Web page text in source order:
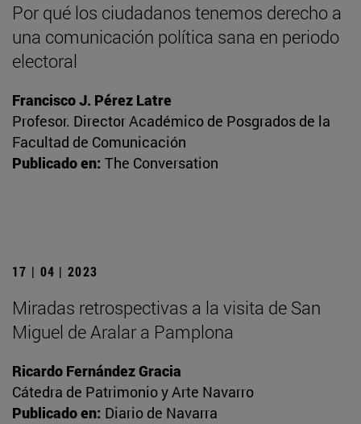
Por qué los ciudadanos tenemos derecho a
una comunicación política sana en periodo
electoral
Francisco J. Pérez Latre
Profesor. Director Académico de Posgrados de la
Facultad de Comunicación
Publicado en: The Conversation
17 | 04 | 2023
Miradas retrospectivas a la visita de San
Miguel de Aralar a Pamplona
Ricardo Fernández Gracia
Cátedra de Patrimonio y Arte Navarro
Publicado en: Diario de Navarra